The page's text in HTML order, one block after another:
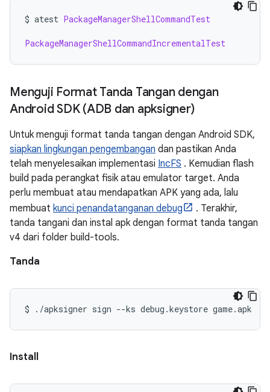
$ atest PackageManagerShellCommandTest
PackageManagerShellCommandIncrementalTest
Menguji Format Tanda Tangan dengan
Android SDK (ADB dan apksigner)
Untuk menguji format tanda tangan dengan Android SDK,
siapkan lingkungan pengembangan dan pastikan Anda
telah menyelesaikan implementasi IncFS . Kemudian flash
build pada perangkat fisik atau emulator target. Anda
perlu membuat atau mendapatkan APK yang ada, lalu
membuat kunci penandatanganan debug
. Terakhir,
tanda tangani dan instal apk dengan format tanda tangan
v4 dari folder build-tools.
Tanda
$ ./apksigner sign --ks debug .keystore game.apk
Install